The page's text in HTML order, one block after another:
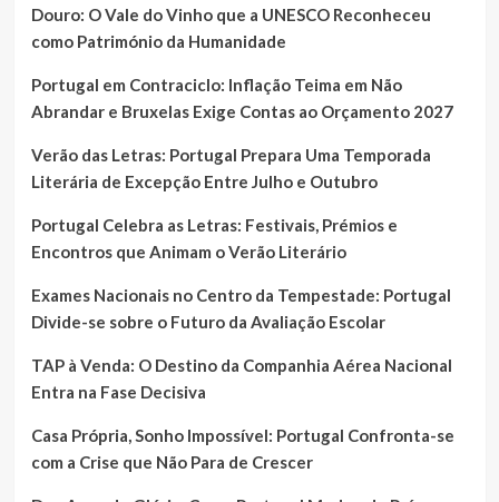
Douro: O Vale do Vinho que a UNESCO Reconheceu
como Património da Humanidade
Portugal em Contraciclo: Inflação Teima em Não
Abrandar e Bruxelas Exige Contas ao Orçamento 2027
Verão das Letras: Portugal Prepara Uma Temporada
Literária de Excepção Entre Julho e Outubro
Portugal Celebra as Letras: Festivais, Prémios e
Encontros que Animam o Verão Literário
Exames Nacionais no Centro da Tempestade: Portugal
Divide-se sobre o Futuro da Avaliação Escolar
TAP à Venda: O Destino da Companhia Aérea Nacional
Entra na Fase Decisiva
Casa Própria, Sonho Impossível: Portugal Confronta-se
com a Crise que Não Para de Crescer